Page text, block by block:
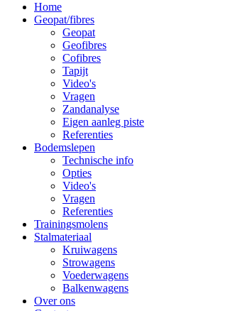
Home
Geopat/fibres
Geopat
Geofibres
Cofibres
Tapijt
Video's
Vragen
Zandanalyse
Eigen aanleg piste
Referenties
Bodemslepen
Technische info
Opties
Video's
Vragen
Referenties
Trainingsmolens
Stalmateriaal
Kruiwagens
Strowagens
Voederwagens
Balkenwagens
Over ons